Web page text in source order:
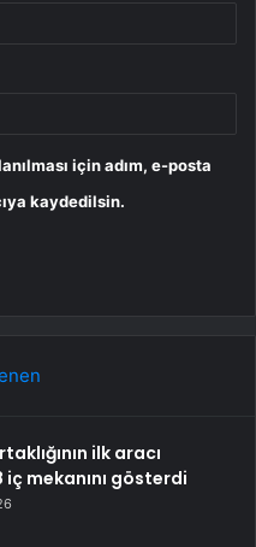
için adım, e-posta
kaydedilsin.
ilk aracı
iç mekanını gösterdi